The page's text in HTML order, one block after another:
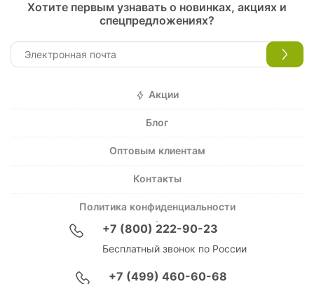
Хотите первым узнавать о новинках, акциях и
спецпредложениях?
Акции
Блог
Оптовым клиентам
Контакты
Политика конфиденциальности
+7 (800) 222-90-23
Бесплатный звонок по России
+7 (499) 460-60-68